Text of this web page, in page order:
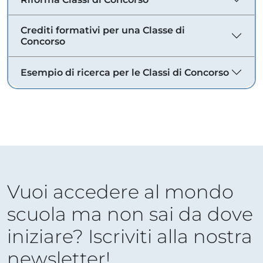
Crediti formativi per una Classe di
Concorso
Esempio di ricerca per le Classi di Concorso
Vuoi accedere al mondo
scuola ma non sai da dove
iniziare? Iscriviti alla nostra